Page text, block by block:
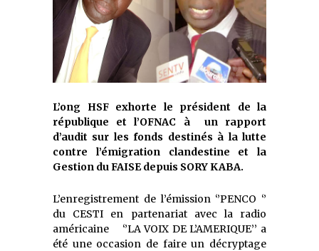
L’ong HSF exhorte le président de la
république et l’OFNAC à un rapport
d’audit sur les fonds destinés à la lutte
contre l’émigration clandestine et la
Gestion du FAISE depuis SORY KABA.
L’enregistrement de l’émission ‘’PENCO ‘’
du CESTI en partenariat avec la radio
américaine ‘’LA VOIX DE L’AMERIQUE’’ a
été une occasion de faire un décryptage